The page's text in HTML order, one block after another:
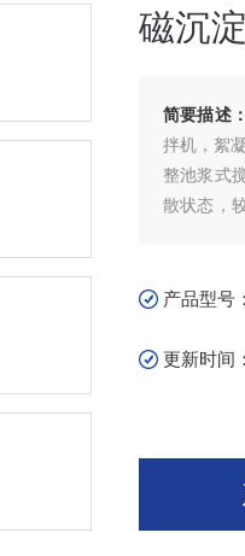
磁沉
简要描述
拌机，絮
整池浆式
散状态，
产品型号：
更新时间：